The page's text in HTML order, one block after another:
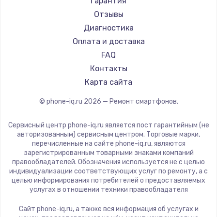
1430 руб.
Заказать
Чистка от пыли
1330 руб.
Заказать
2600 руб.
Заказать
Замена материнской платы
1690 руб.
Ремонт смартфонов HP
Ремонт смартфонов Poco
Ремонт смартфонов HTC
Ремонт смартфонов Blackmagic
Ремонт смартфонов Nothing
Ремонт смартфонов iQOO
Kyocera
LeEco
OnePlus
teXet
Motorola
Prestigio
Elephone
BlackView
Google
Vertu
Tp-Link
Отзывы
Диагностика
Оплата и доставка
FAQ
Контакты
Карта сайта
© phone-iq.ru 2026 — Ремонт смартфонов.
Сервисный центр phone-iq.ru является пост гарантийным (не
авторизованным) сервисным центром. Торговые марки,
перечисленные на сайте phone-iq.ru, являются
зарегистрированным товарными знаками компаний
правообладателей. Обозначения используется не с целью
индивидуализации соответствующих услуг по ремонту, а с
целью информирования потребителей о предоставляемых
услугах в отношении техники правообладателя
Сайт phone-iq.ru, а также вся информация об услугах и